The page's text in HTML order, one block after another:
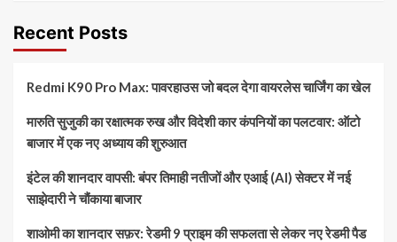
Recent Posts
Redmi K90 Pro Max: पावरहाउस जो बदल देगा वायरलेस चार्जिंग का खेल
मारुति सुजुकी का रक्षात्मक रुख और विदेशी कार कंपनियों का पलटवार: ऑटो
बाजार में एक नए अध्याय की शुरुआत
इंटेल की शानदार वापसी: बंपर तिमाही नतीजों और एआई (AI) सेक्टर में नई
साझेदारी ने चौंकाया बाजार
शाओमी का शानदार सफ़र: रेडमी 9 प्राइम की सफलता से लेकर नए रेडमी पैड